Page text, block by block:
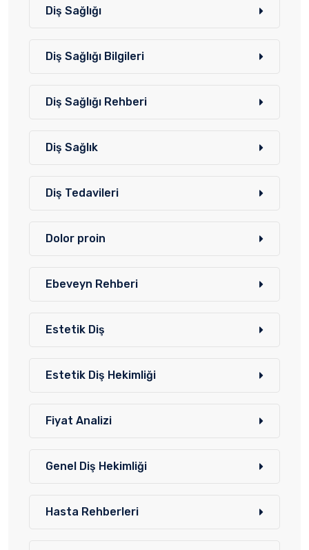
Diş Sağlığı
Diş Sağlığı Bilgileri
Diş Sağlığı Rehberi
Diş Sağlık
Diş Tedavileri
Dolor proin
Ebeveyn Rehberi
Estetik Diş
Estetik Diş Hekimliği
Fiyat Analizi
Genel Diş Hekimliği
Hasta Rehberleri